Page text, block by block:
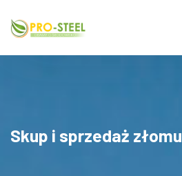
Skup i sprzedaż złomu